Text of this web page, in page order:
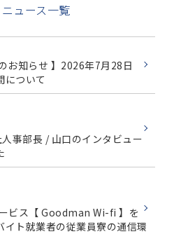
ニュース一覧
お知らせ 】2026年7月28日
について
人事部長 / 山口のインタビュー
ビス【 Goodman Wi-fi 】を
イト就業者の従業員寮の通信環